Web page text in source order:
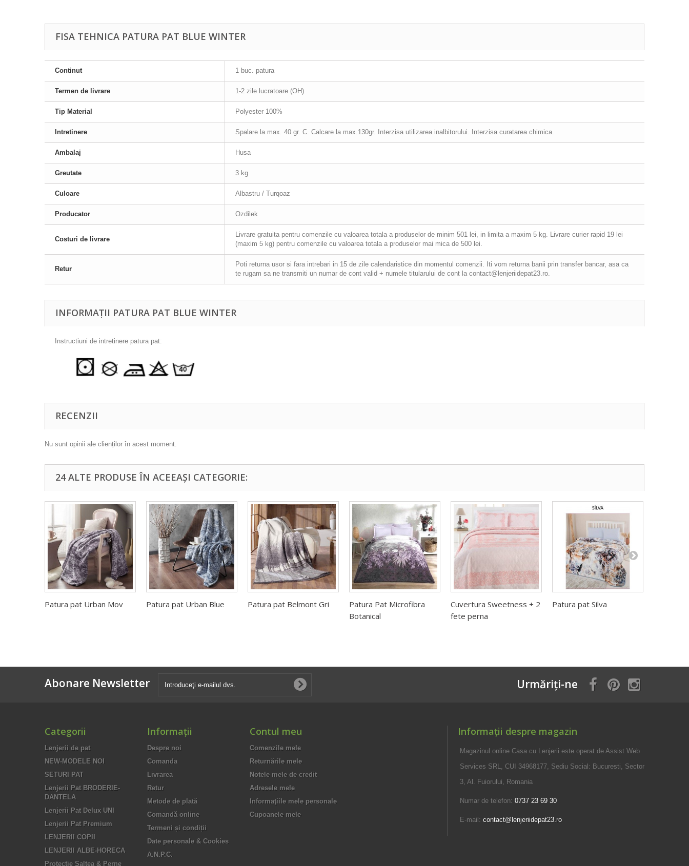
FISA TEHNICA PATURA PAT BLUE WINTER
Continut 1 buc. patura
Termen de livrare 1-2 zile lucratoare (OH)
Tip Material Polyester 100%
Intretinere Spalare la max. 40 gr. C. Calcare la max.130gr. Interzisa utilizarea inalbitorului. Interzisa curatarea chimica.
Ambalaj Husa
Greutate 3 kg
Culoare Albastru / Turqoaz
Producator Ozdilek
Costuri de livrare
Livrare gratuita pentru comenzile cu valoarea totala a produselor de minim 501 lei, in limita a maxim 5 kg. Livrare curier rapid 19 lei
(maxim 5 kg) pentru comenzile cu valoarea totala a produselor mai mica de 500 lei.
Retur
Poti returna usor si fara intrebari in 15 de zile calendaristice din momentul comenzii. Iti vom returna banii prin transfer bancar, asa ca
te rugam sa ne transmiti un numar de cont valid + numele titularului de cont la contact@lenjeriidepat23.ro.
INFORMAȚII PATURA PAT BLUE WINTER
Instructiuni de intretinere patura pat:
RECENZII
Nu sunt opinii ale clienților în acest moment.
24 ALTE PRODUSE ÎN ACEEAȘI CATEGORIE:
Patura pat Urban Mov Patura pat Urban Blue Patura pat Belmont Gri
Patura Pat Microfibra
Botanical
Cuvertura Sweetness + 2
fete perna
Patura pat Silva
Abonare Newsletter Urmăriți-ne
Categorii
Lenjerii de pat
NEW-MODELE NOI
SETURI PAT
Lenjerii Pat BRODERIE-
DANTELA
Lenjerii Pat Delux UNI
Lenjerii Pat Premium
LENJERII COPII
LENJERII ALBE-HORECA
Protectie Saltea & Perne
Informaţii
Despre noi
Comanda
Livrarea
Retur
Metode de plată
Comandă online
Termeni și condiții
Date personale & Cookies
A.N.P.C.
Contul meu
Comenzile mele
Returnările mele
Notele mele de credit
Adresele mele
Informaţiile mele personale
Cupoanele mele
Informații despre magazin
Magazinul online Casa cu Lenjerii este operat de Assist Web
Services SRL, CUI 34968177, Sediu Social: Bucuresti, Sector
3, Al. Fuiorului, Romania
Numar de telefon: 0737 23 69 30
E-mail: contact@lenjeriidepat23.ro